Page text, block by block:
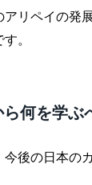
アリペイの発
。
ら何を学ぶ
後の日本の